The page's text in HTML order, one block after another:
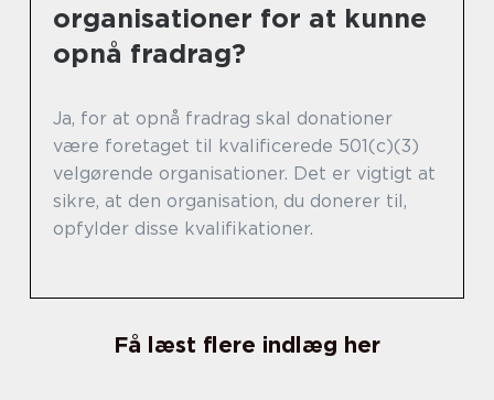
organisationer for at kunne
opnå fradrag?
Ja, for at opnå fradrag skal donationer
være foretaget til kvalificerede 501(c)(3)
velgørende organisationer. Det er vigtigt at
sikre, at den organisation, du donerer til,
opfylder disse kvalifikationer.
Få læst flere indlæg her